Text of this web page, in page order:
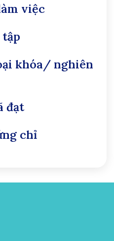
việc
khóa/ nghiên
đạt
chỉ